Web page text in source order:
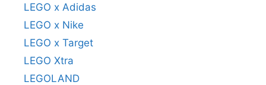
LEGO x Adidas
LEGO x Nike
LEGO x Target
LEGO Xtra
LEGOLAND